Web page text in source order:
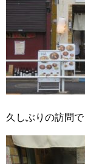
久しぶりの訪問